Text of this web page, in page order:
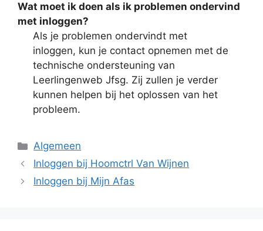
Wat moet ik doen als ik problemen ondervind
met inloggen?
Als je problemen ondervindt met
inloggen, kun je contact opnemen met de
technische ondersteuning van
Leerlingenweb Jfsg. Zij zullen je verder
kunnen helpen bij het oplossen van het
probleem.
Categorieën
Algemeen
Inloggen bij Hoomctrl Van Wijnen
Inloggen bij Mijn Afas